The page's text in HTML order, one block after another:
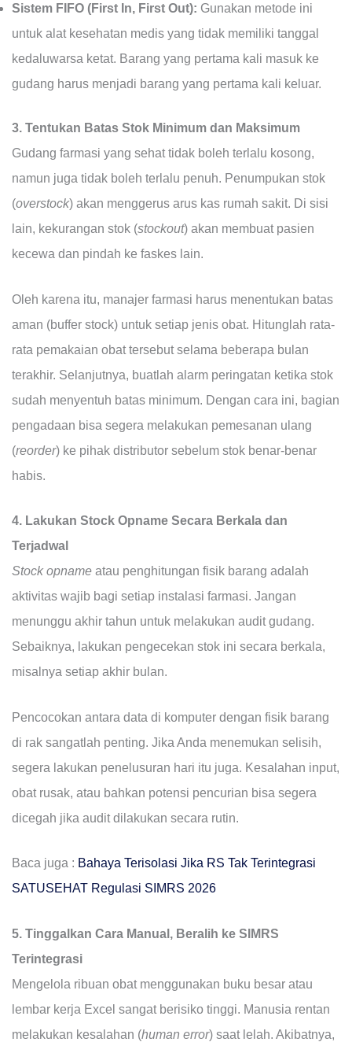
Sistem FIFO (First In, First Out): Gunakan metode ini
untuk alat kesehatan medis yang tidak memiliki tanggal
kedaluwarsa ketat. Barang yang pertama kali masuk ke
gudang harus menjadi barang yang pertama kali keluar.
3. Tentukan Batas Stok Minimum dan Maksimum
Gudang farmasi yang sehat tidak boleh terlalu kosong,
namun juga tidak boleh terlalu penuh. Penumpukan stok
(overstock) akan menggerus arus kas rumah sakit. Di sisi
lain, kekurangan stok (stockout) akan membuat pasien
kecewa dan pindah ke faskes lain.
Oleh karena itu, manajer farmasi harus menentukan batas
aman (buffer stock) untuk setiap jenis obat. Hitunglah rata-
rata pemakaian obat tersebut selama beberapa bulan
terakhir. Selanjutnya, buatlah alarm peringatan ketika stok
sudah menyentuh batas minimum. Dengan cara ini, bagian
pengadaan bisa segera melakukan pemesanan ulang
(reorder) ke pihak distributor sebelum stok benar-benar
habis.
4. Lakukan Stock Opname Secara Berkala dan
Terjadwal
Stock opnameatau penghitungan fisik barang adalah
aktivitas wajib bagi setiap instalasi farmasi. Jangan
menunggu akhir tahun untuk melakukan audit gudang.
Sebaiknya, lakukan pengecekan stok ini secara berkala,
misalnya setiap akhir bulan.
Pencocokan antara data di komputer dengan fisik barang
di rak sangatlah penting. Jika Anda menemukan selisih,
segera lakukan penelusuran hari itu juga. Kesalahan input,
obat rusak, atau bahkan potensi pencurian bisa segera
dicegah jika audit dilakukan secara rutin.
Baca juga : Bahaya Terisolasi Jika RS Tak Terintegrasi
SATUSEHAT Regulasi SIMRS 2026
5. Tinggalkan Cara Manual, Beralih ke SIMRS
Terintegrasi
Mengelola ribuan obat menggunakan buku besar atau
lembar kerja Excel sangat berisiko tinggi. Manusia rentan
melakukan kesalahan (human error) saat lelah. Akibatnya,